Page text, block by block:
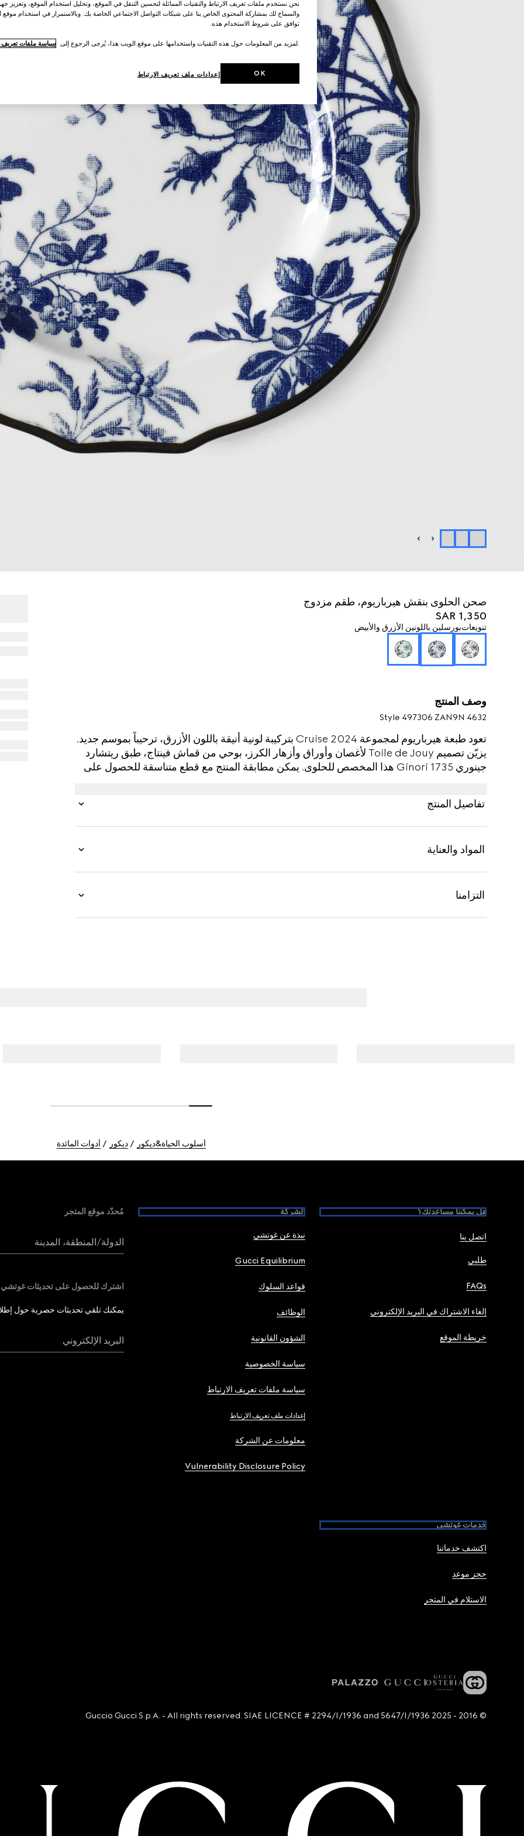
صحن الحلوى بنقش هيرباريوم، طقم مزدوج
SAR 1,350
تنويعاتبورسلين باللونين الأزرق والأبيض
وصف المنتج
Style ‎497306 ZAN9N 4632
تعود طبعة هيرباريوم لمجموعة Cruise 2024 بتركيبة لونية أنيقة باللون الأزرق، ترحيباً بموسم جديد.
يزيّن تصميم Toile de Jouy لأغصان وأوراق وأزهار الكرز، بوحي من قماش فينتاج، طبق ريتشارد
جينوري Ginori 1735 هذا المخصص للحلوى. يمكن مطابقة المنتج مع قطع متناسقة للحصول على
تفاصيل المنتج
المواد والعناية
التزامنا
أسلوب الحياة&ديكور ديكور أدوات المائدة
هل يمكننا مساعدتك؟
اتصل بنا
طلبي
FAQs
إلغاء الاشتراك في البريد الإلكتروني
خريطة الموقع
الشركة
نبذة عن غوتشي
Gucci Equilibrium
قواعد السلوك
الوظائف
الشؤون القانونية
سياسة الخصوصية
سياسة ملفات تعريف الارتباط
إعدادات ملف تعريف الارتباط
معلومات عن الشركة
Vulnerability Disclosure Policy
خدمات غوتشي
اكتشف خدماتنا
حجز موعد
الاستلام في المتجر
مُحدّد موقع المتجر
الدولة/المنطقة، المدينة
اشترك للحصول على تحديثات غوتشي
يمكنك تلقي تحديثات حصرية حول
البريد الإلكتروني
© 2016 - 2025 Guccio Gucci S.p.A. - All rights reserved. SIAE LICENCE # 2294/I/1936 and 5647/I/1936
نحن نستخدم ملفات تعريف الارتباط والتقنيات المماثلة لتحسين التنقل في الموقع، وتحليل استخدام الموقع، وتعزيز
والسماح لك بمشاركة المحتوى الخاص بنا على شبكات التواصل الاجتماعي الخاصة بك. وبالاستمرار في استخدام موقع
توافق على شروط الاستخدام هذه.
.لمزيد من المعلومات حول هذه التقنيات واستخدامها على موقع الويب هذا، يُرجى الرجوع إلى سياسة ملفات تعريف
إعدادات ملف تعريف الارتباط OK